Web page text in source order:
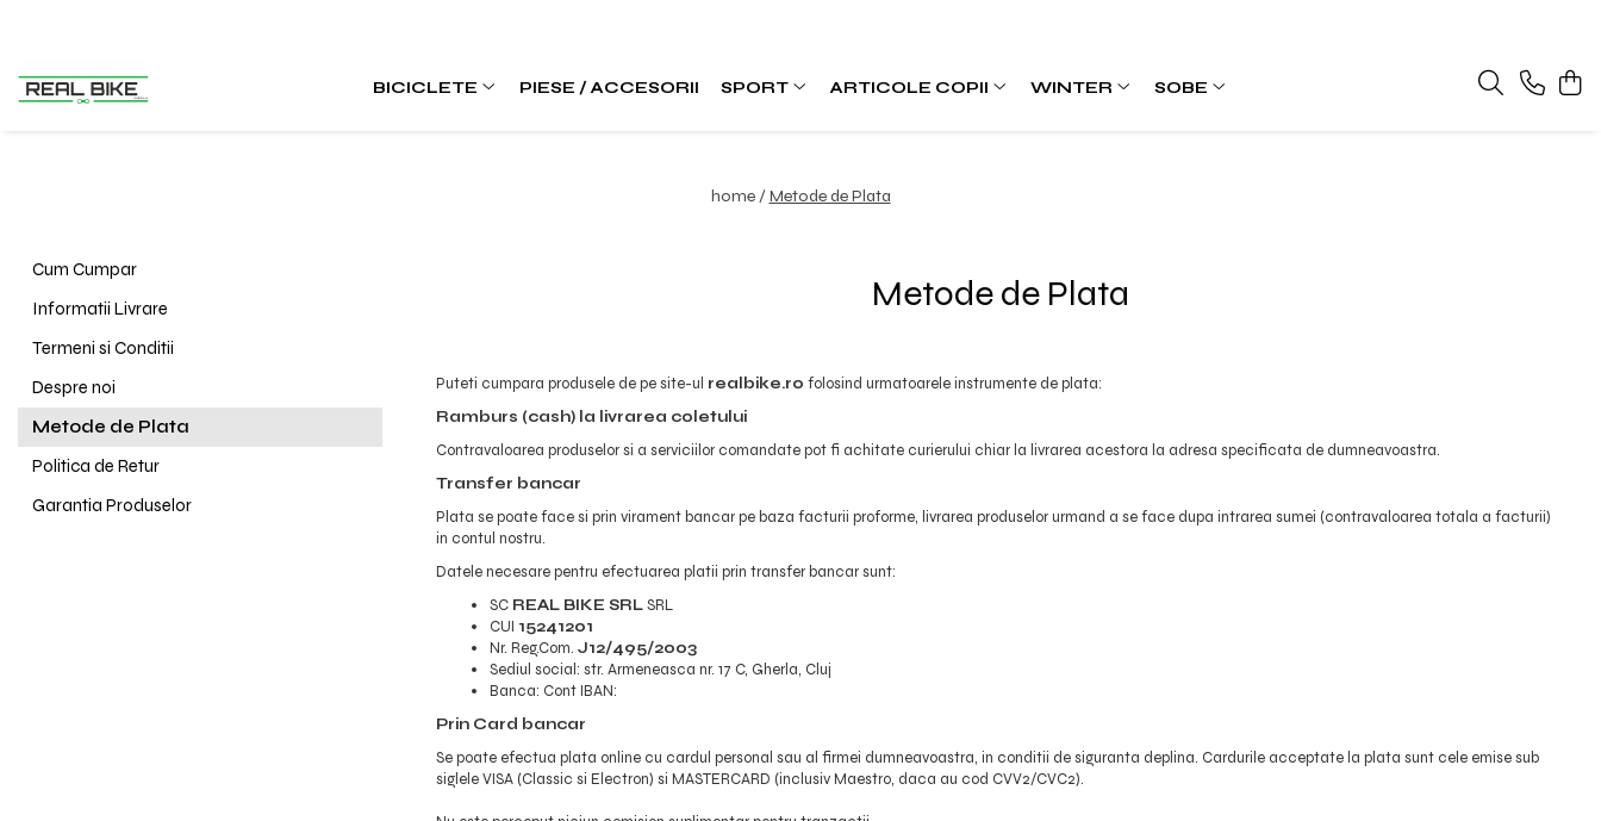
Biciclete
Trekking / Oraș
Copii / Kids
Electrice - E-Bike
Electrice - Scutere
Sport
Articole copii
Diverse
Winter
Sobe
BICICLETE PIESE / ACCESORII SPORT ARTICOLE COPII WINTER SOBE
home / Metode de Plata
Metode de Plata
Puteti cumpara produsele de pe site-ul realbike.ro folosind urmatoarele instrumente de plata:
Ramburs (cash) la livrarea coletului
Contravaloarea produselor si a serviciilor comandate pot fi achitate curierului chiar la livrarea acestora la adresa specificata de dumneavoastra.
Transfer bancar
Plata se poate face si prin virament bancar pe baza facturii proforme, livrarea produselor urmand a se face dupa intrarea sumei (contravaloarea totala a facturii)
in contul nostru.
Datele necesare pentru efectuarea platii prin transfer bancar sunt:
SC REAL BIKE SRLSRL
CUI 15241201
Nr. Reg.Com. J12/495/2003
Sediul social: str. Armeneasca nr. 17 C, Gherla, Cluj
Banca: Cont IBAN:
Prin Card bancar
Se poate efectua plata online cu cardul personal sau al firmei dumneavoastra, in conditii de siguranta deplina. Cardurile acceptate la plata sunt cele emise sub
siglele VISA (Classic si Electron) si MASTERCARD (inclusiv Maestro, daca au cod CVV2/CVC2).
Cum Cumpar
Informatii Livrare
Termeni si Conditii
Despre noi
Metode de Plata
Politica de Retur
Garantia Produselor